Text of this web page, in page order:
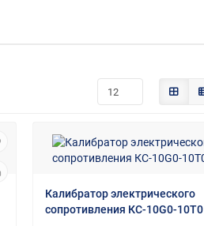
Калибратор электрического
сопротивления КС-10G0-10T0